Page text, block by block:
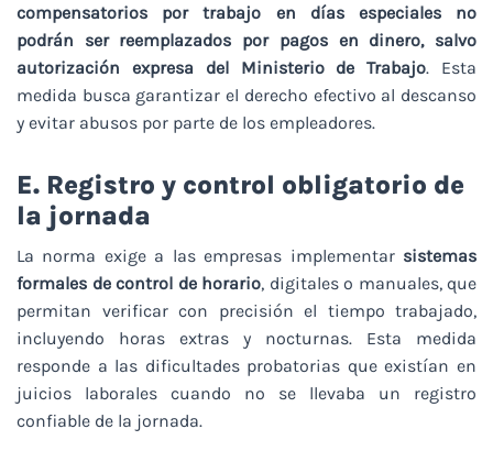
compensatorios por trabajo en días especiales no
podrán ser reemplazados por pagos en dinero, salvo
autorización expresa del Ministerio de Trabajo. Esta
medida busca garantizar el derecho efectivo al descanso
y evitar abusos por parte de los empleadores.
E. Registro y control obligatorio de
la jornada
La norma exige a las empresas implementar sistemas
formales de control de horario, digitales o manuales, que
permitan verificar con precisión el tiempo trabajado,
incluyendo horas extras y nocturnas. Esta medida
responde a las dificultades probatorias que existían en
juicios laborales cuando no se llevaba un registro
confiable de la jornada.